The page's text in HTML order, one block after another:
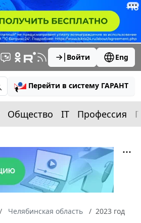
Войти Eng
Перейти в систему ГАРАНТ
Общество IT Профессия
Челябинская область 2023 год